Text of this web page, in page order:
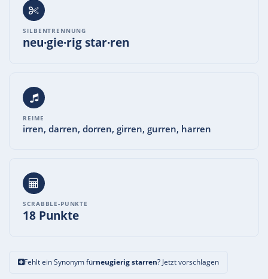
SILBENTRENNUNG
neu·gie·rig star·ren
REIME
irren, darren, dorren, girren, gurren, harren
SCRABBLE-PUNKTE
18 Punkte
Fehlt ein Synonym fürneugierig starren? Jetzt vorschlagen